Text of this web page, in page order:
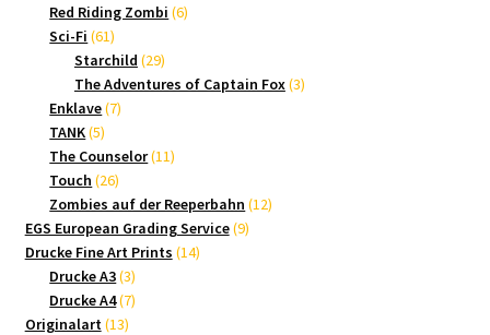
Produkte
Red Riding Zombi 66
Sci-Fi 6161
Produkte
Starchild 2929
Produkte
The Adventures of Captain Fox 33
Enklave 77
TANK 55
Produkte
The Counselor 1111
Touch 2626
Produkte
Zombies auf der Reeperbahn 1212
EGS European Grading Service 99
Drucke Fine Art Prints 1414
Drucke A3 33
Produkte
Drucke A4 77
Originalart 1313